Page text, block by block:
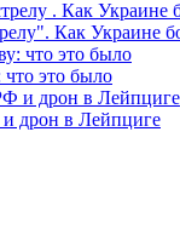
Как Украине
это было
дрон в Лейпциге